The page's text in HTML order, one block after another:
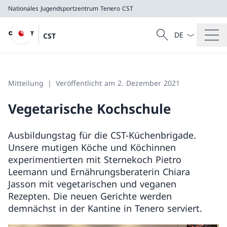
Nationales Jugendsportzentrum Tenero CST
CST
CST
Suche
Suche
Sprach
Mitteilung Veröffentlicht am 2. Dezember 2021
Vegetarische Kochschule
Ausbildungstag für die CST-Küchenbrigade.
Unsere mutigen Köche und Köchinnen
experimentierten mit Sternekoch Pietro
Leemann und Ernährungsberaterin Chiara
Jasson mit vegetarischen und veganen
Rezepten. Die neuen Gerichte werden
demnächst in der Kantine in Tenero serviert.